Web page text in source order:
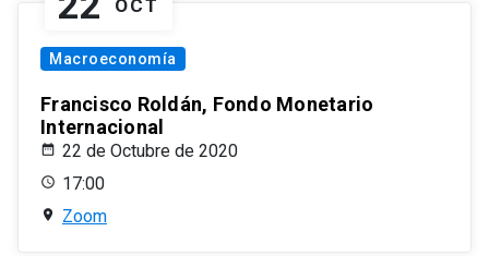
OCT
Macroeconomía
Francisco Roldán, Fondo Monetario
Internacional
22 de Octubre de 2020
17:00
Zoom